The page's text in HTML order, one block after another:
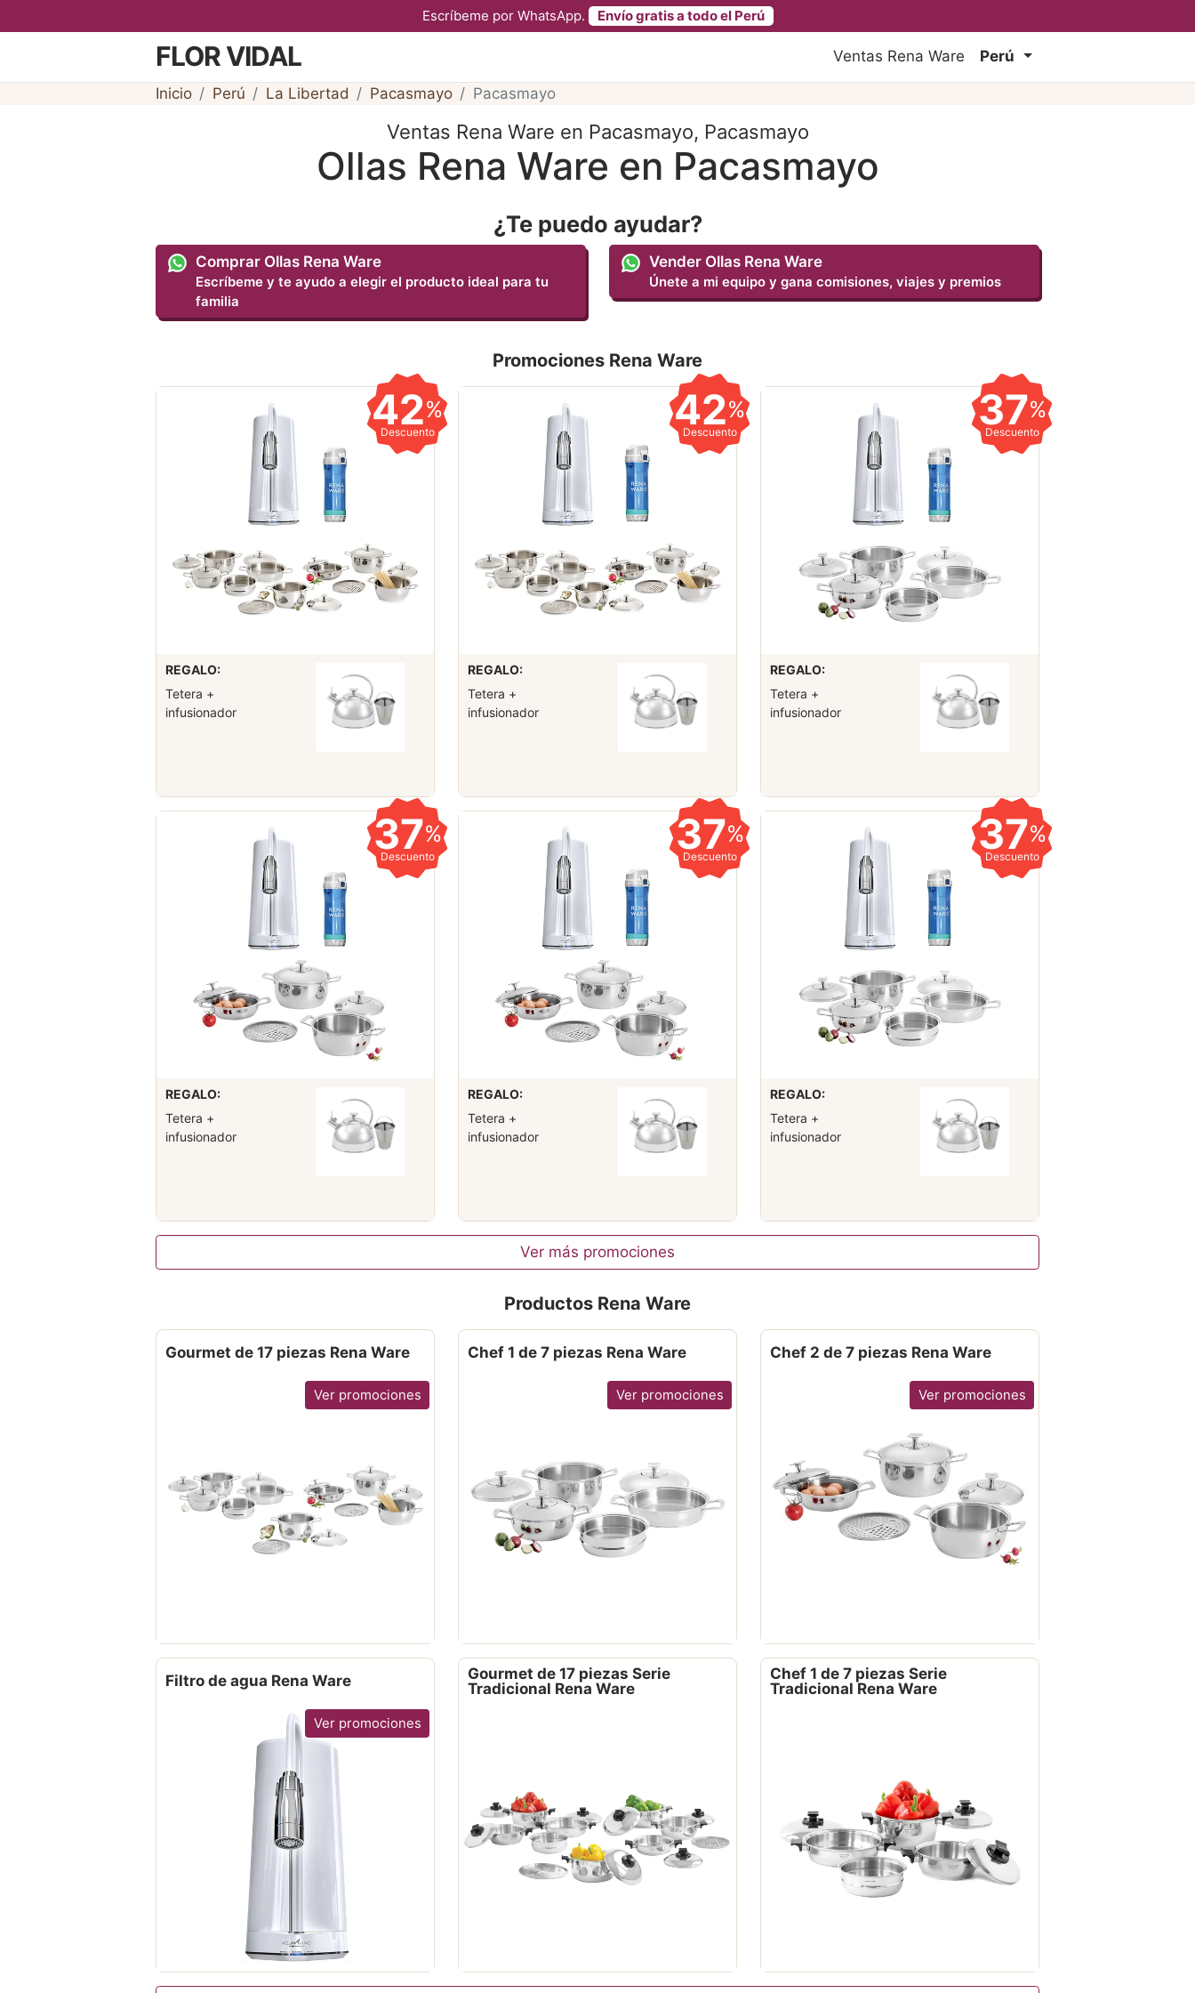
Escríbeme por WhatsApp. Envío gratis a todo el Perú
FLOR VIDAL Ventas Rena Ware Perú
Inicio Perú La Libertad Pacasmayo Pacasmayo
Ventas Rena Ware en Pacasmayo, Pacasmayo
Ollas Rena Ware en Pacasmayo
¿Te puedo ayudar?
Comprar Ollas Rena Ware
Escríbeme y te ayudo a elegir el producto ideal para tu
familia
Vender Ollas Rena Ware
Únete a mi equipo y gana comisiones, viajes y premios
Promociones Rena Ware
42%
Descuento
REGALO:
Tetera +
infusionador
42%
Descuento
REGALO:
Tetera +
infusionador
37%
Descuento
REGALO:
Tetera +
infusionador
37%
Descuento
REGALO:
Tetera +
infusionador
37%
Descuento
REGALO:
Tetera +
infusionador
37%
Descuento
REGALO:
Tetera +
infusionador
Ver más promociones
Productos Rena Ware
Gourmet de 17 piezas Rena Ware
Ver promociones
Chef 1 de 7 piezas Rena Ware
Ver promociones
Chef 2 de 7 piezas Rena Ware
Ver promociones
Filtro de agua Rena Ware
Ver promociones
Gourmet de 17 piezas Serie
Tradicional Rena Ware
Chef 1 de 7 piezas Serie
Tradicional Rena Ware